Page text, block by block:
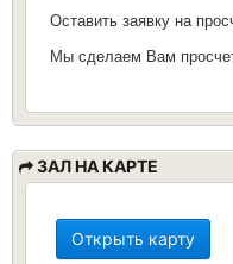
Оставить заявку на
Мы сделаем Вам
ЗАЛ НА КАРТЕ
Открыть карту